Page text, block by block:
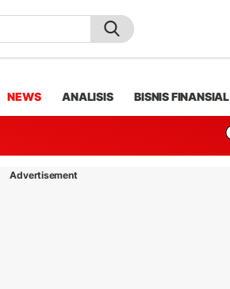
NEWS ANALISIS BISNIS FINANSIAL
Advertisement